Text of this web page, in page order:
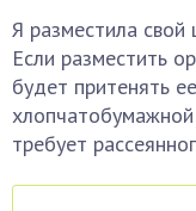
Я разместила свой
Если разместить
будет притенять
требует